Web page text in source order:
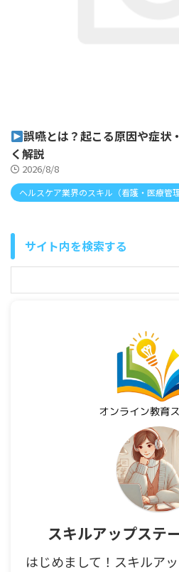
誤嚥とは？起こる原因や症状
く解説
2026/8/8
ヘルスケア業界のスキル（看護・医療管理
サイト内を検索する
スキルアップステ
はじめまして！スキルア